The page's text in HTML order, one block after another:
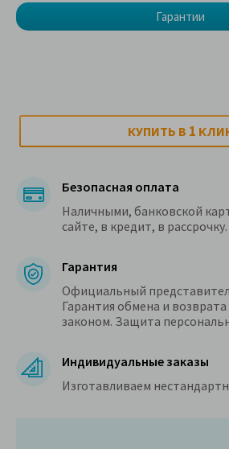
Гарантии
КУПИТЬ В 1
Безопасная оплата
Наличными, банковской
сайте, в кредит, в рассрочку.
Гарантия
Официальный
Гарантия обмена и
законом. Защита
Индивидуальные заказы
Изготавливаем